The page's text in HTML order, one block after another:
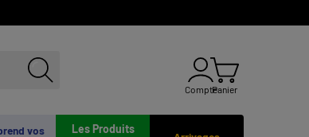
ComptePanier
Les Produits
vos